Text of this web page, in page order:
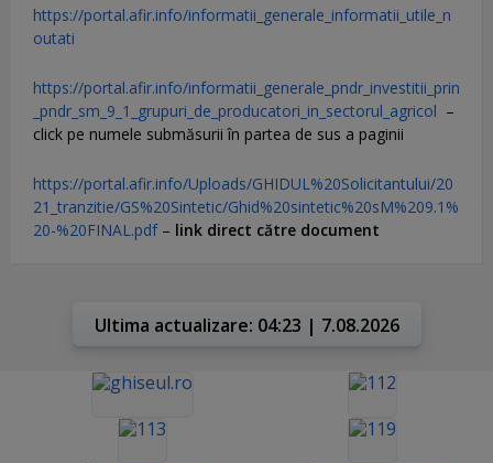
https://portal.afir.info/informatii_generale_informatii_utile_n
outati
https://portal.afir.info/informatii_generale_pndr_investitii_prin
_pndr_sm_9_1_grupuri_de_producatori_in_sectorul_agricol –
click pe numele submăsurii în partea de sus a paginii
https://portal.afir.info/Uploads/GHIDUL%20Solicitantului/20
21_tranzitie/GS%20Sintetic/Ghid%20sintetic%20sM%209.1%
20-%20FINAL.pdf– link direct către document
Ultima actualizare: 04:23 | 7.08.2026